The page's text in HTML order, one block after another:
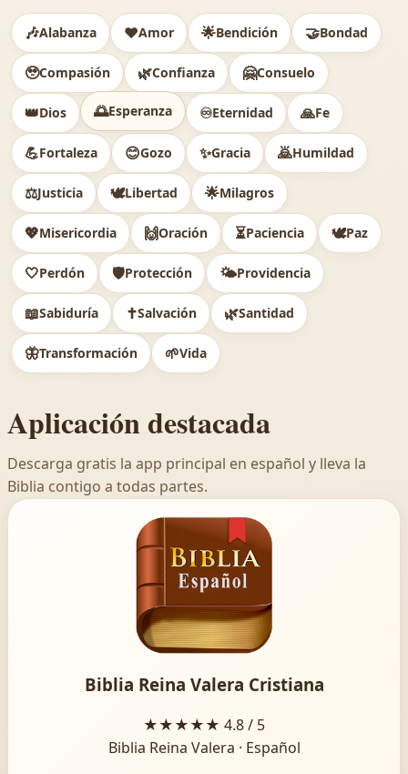
🎶Alabanza ❤️Amor 🌟Bendición 🤝Bondad
🥹Compasión 🌿Confianza 🤗Consuelo
👑Dios 🌅Esperanza ♾️Eternidad 🙏Fe
💪Fortaleza 😊Gozo ✨Gracia 🙇Humildad
⚖️Justicia 🕊Libertad 🌟Milagros
💖Misericordia 🙌Oración ⏳Paciencia 🕊️Paz
🤍Perdón 🛡️Protección 🌤️Providencia
📖Sabiduría ✝️Salvación 🌿Santidad
🦋Transformación 🌱Vida
Aplicación destacada
Descarga gratis la app principal en español y lleva la
Biblia contigo a todas partes.
Biblia Reina Valera Cristiana
★★★★★ 4.8 / 5
Biblia Reina Valera · Español